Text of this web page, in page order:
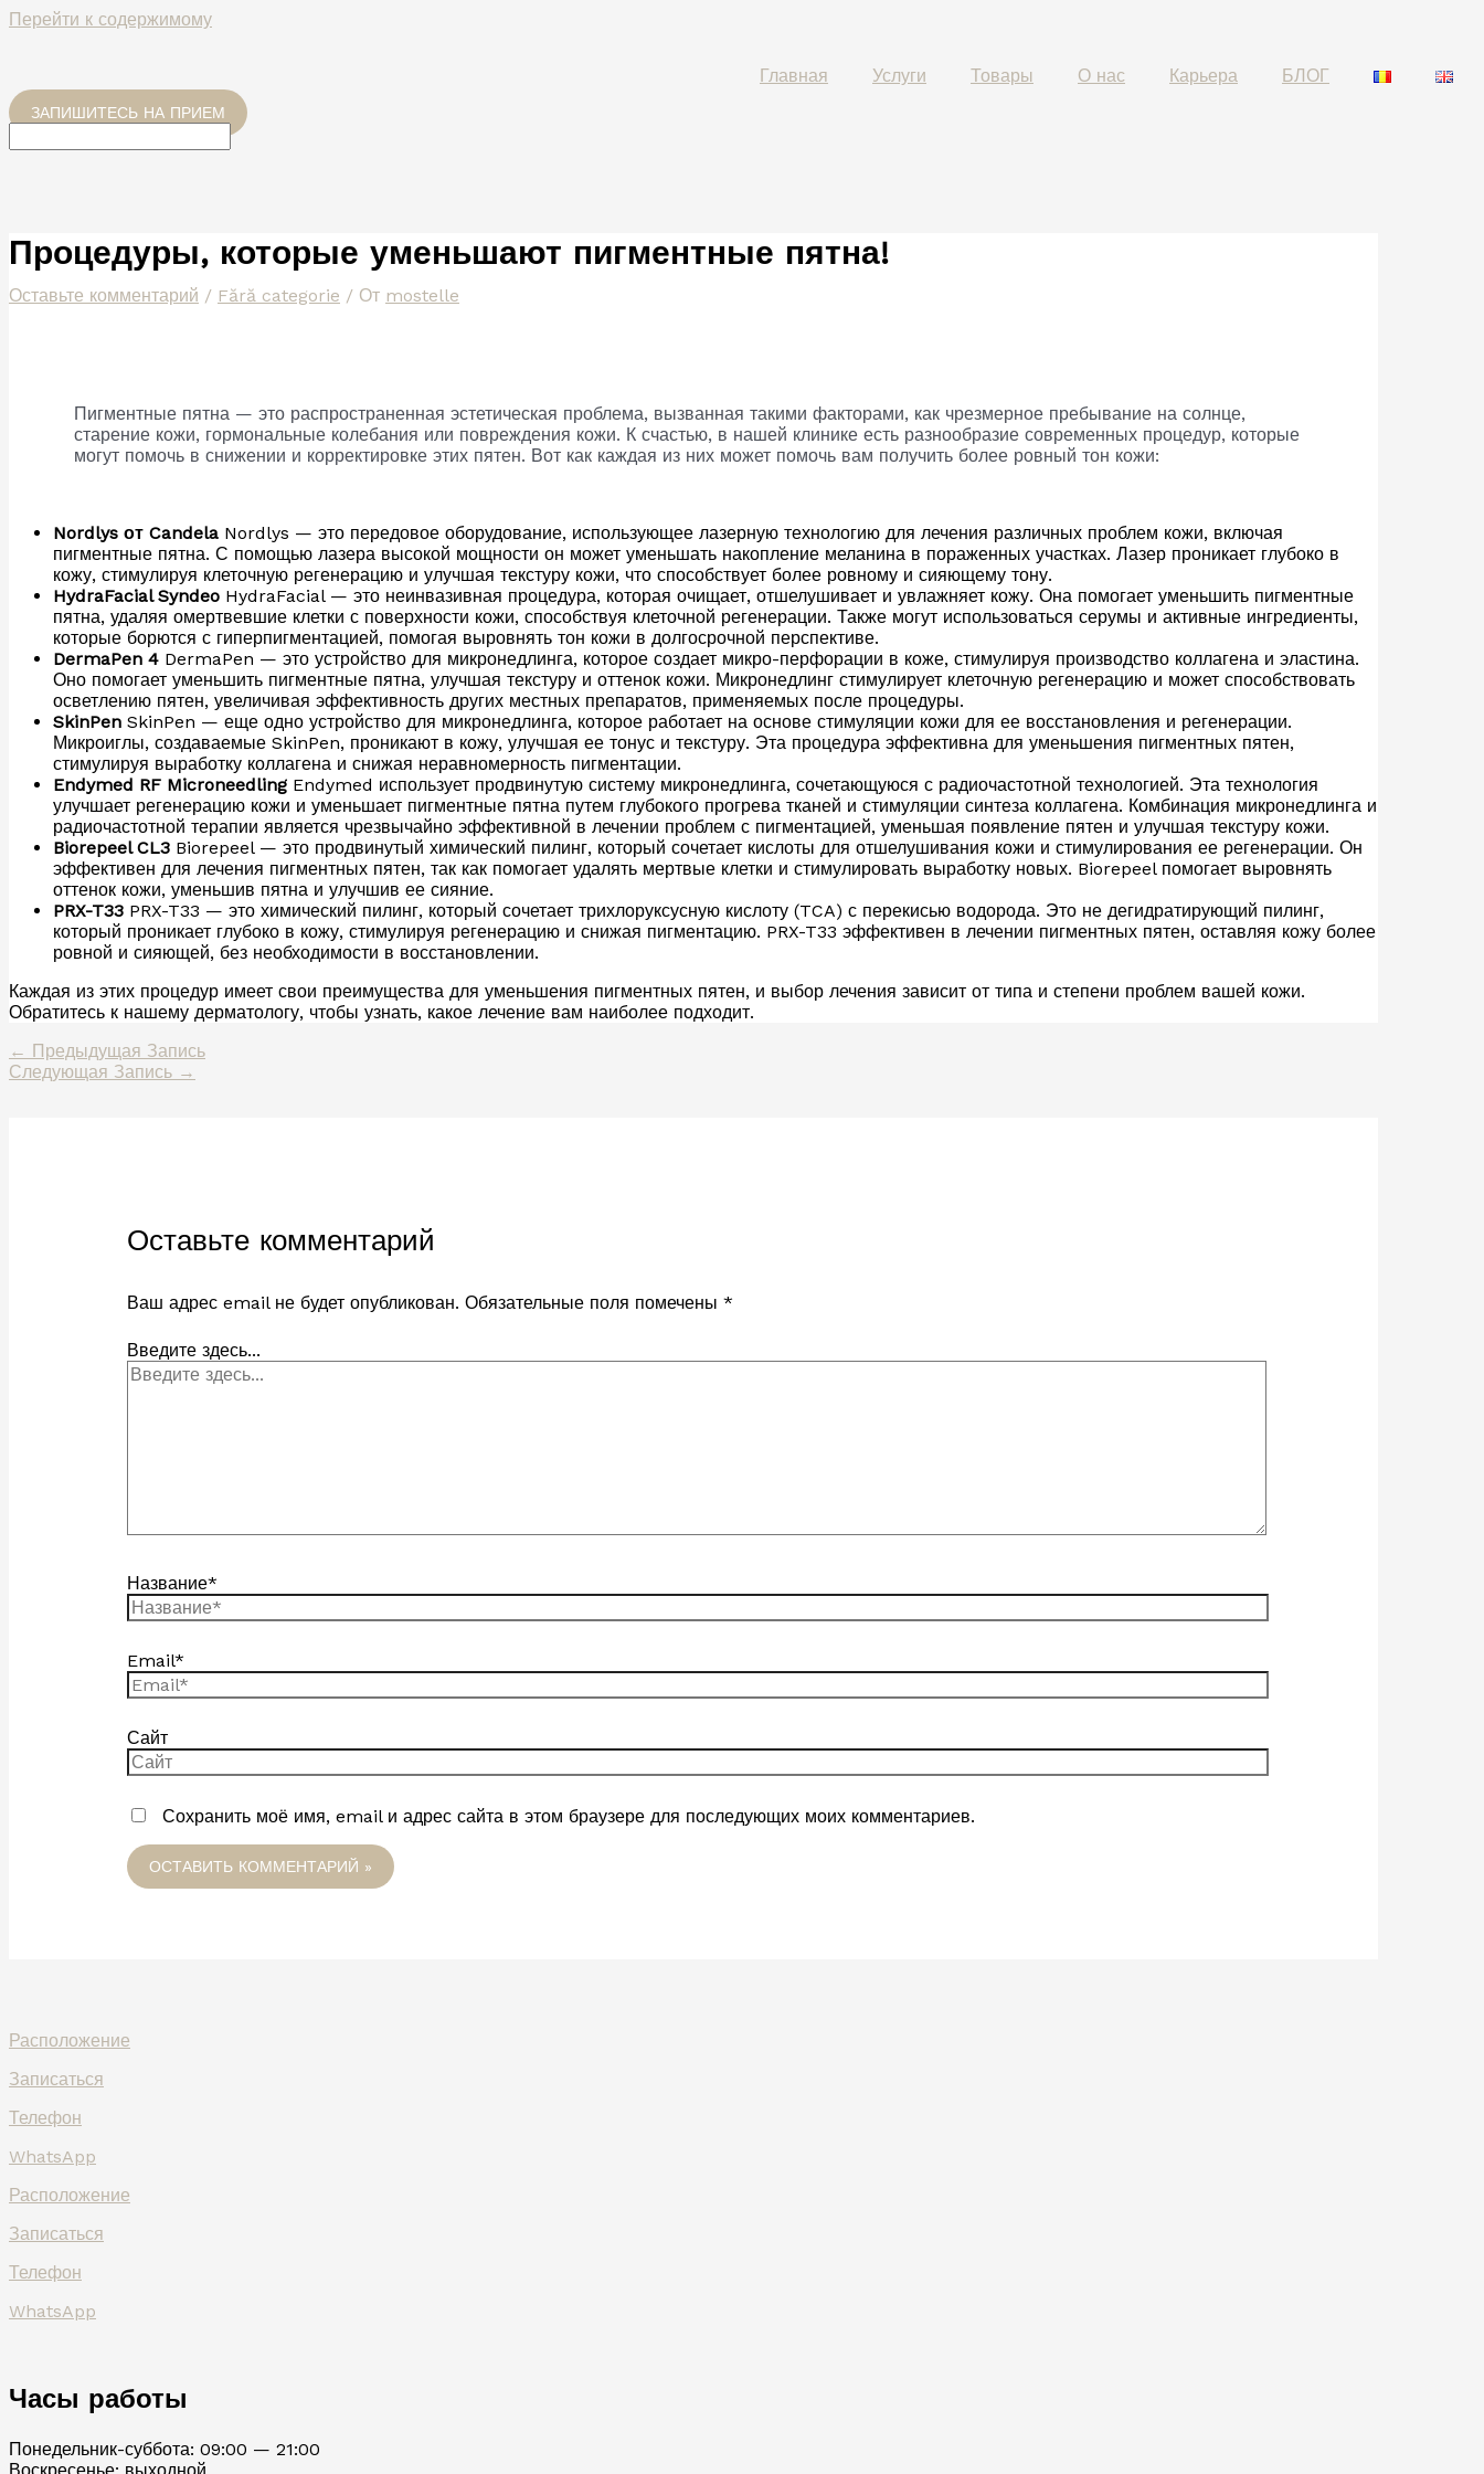
Перейти к содержимому
Главная Услуги Товары О нас Карьера БЛОГ
ЗАПИШИТЕСЬ НА ПРИЕМ
Процедуры, которые уменьшают пигментные пятна!
Оставьте комментарий / Fără categorie / От mostelle
Пигментные пятна — это распространенная эстетическая проблема, вызванная такими факторами, как чрезмерное пребывание на солнце,
старение кожи, гормональные колебания или повреждения кожи. К счастью, в нашей клинике есть разнообразие современных процедур, которые
могут помочь в снижении и корректировке этих пятен. Вот как каждая из них может помочь вам получить более ровный тон кожи:
Nordlys от Candela Nordlys — это передовое оборудование, использующее лазерную технологию для лечения различных проблем кожи, включая
пигментные пятна. С помощью лазера высокой мощности он может уменьшать накопление меланина в пораженных участках. Лазер проникает глубоко в
кожу, стимулируя клеточную регенерацию и улучшая текстуру кожи, что способствует более ровному и сияющему тону.
HydraFacial Syndeo HydraFacial — это неинвазивная процедура, которая очищает, отшелушивает и увлажняет кожу. Она помогает уменьшить пигментные
пятна, удаляя омертвевшие клетки с поверхности кожи, способствуя клеточной регенерации. Также могут использоваться серумы и активные ингредиенты,
которые борются с гиперпигментацией, помогая выровнять тон кожи в долгосрочной перспективе.
DermaPen 4 DermaPen — это устройство для микронедлинга, которое создает микро-перфорации в коже, стимулируя производство коллагена и эластина.
Оно помогает уменьшить пигментные пятна, улучшая текстуру и оттенок кожи. Микронедлинг стимулирует клеточную регенерацию и может способствовать
осветлению пятен, увеличивая эффективность других местных препаратов, применяемых после процедуры.
SkinPen SkinPen — еще одно устройство для микронедлинга, которое работает на основе стимуляции кожи для ее восстановления и регенерации.
Микроиглы, создаваемые SkinPen, проникают в кожу, улучшая ее тонус и текстуру. Эта процедура эффективна для уменьшения пигментных пятен,
стимулируя выработку коллагена и снижая неравномерность пигментации.
Endymed RF Microneedling Endymed использует продвинутую систему микронедлинга, сочетающуюся с радиочастотной технологией. Эта технология
улучшает регенерацию кожи и уменьшает пигментные пятна путем глубокого прогрева тканей и стимуляции синтеза коллагена. Комбинация микронедлинга и
радиочастотной терапии является чрезвычайно эффективной в лечении проблем с пигментацией, уменьшая появление пятен и улучшая текстуру кожи.
Biorepeel CL3 Biorepeel — это продвинутый химический пилинг, который сочетает кислоты для отшелушивания кожи и стимулирования ее регенерации. Он
эффективен для лечения пигментных пятен, так как помогает удалять мертвые клетки и стимулировать выработку новых. Biorepeel помогает выровнять
оттенок кожи, уменьшив пятна и улучшив ее сияние.
PRX-T33 PRX-T33 — это химический пилинг, который сочетает трихлоруксусную кислоту (TCA) с перекисью водорода. Это не дегидратирующий пилинг,
который проникает глубоко в кожу, стимулируя регенерацию и снижая пигментацию. PRX-T33 эффективен в лечении пигментных пятен, оставляя кожу более
ровной и сияющей, без необходимости в восстановлении.
Каждая из этих процедур имеет свои преимущества для уменьшения пигментных пятен, и выбор лечения зависит от типа и степени проблем вашей кожи.
Обратитесь к нашему дерматологу, чтобы узнать, какое лечение вам наиболее подходит.
← Предыдущая Запись
Следующая Запись →
Оставьте комментарий
Ваш адрес email не будет опубликован. Обязательные поля помечены *
Введите здесь...
Название*
Email*
Сайт
Сохранить моё имя, email и адрес сайта в этом браузере для последующих моих комментариев.
Расположение
Записаться
Телефон
WhatsApp
Расположение
Записаться
Телефон
WhatsApp
Часы работы
Понедельник-суббота: 09:00 — 21:00